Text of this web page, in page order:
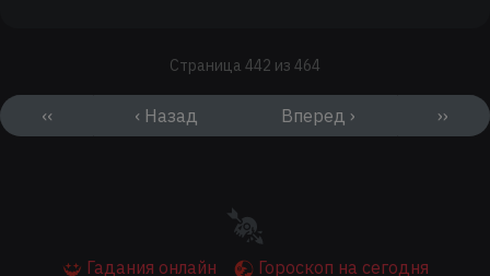
Страница 442 из 464
‹‹ ‹ Назад Вперед › ››
Гадания онлайн Гороскоп на сегодня